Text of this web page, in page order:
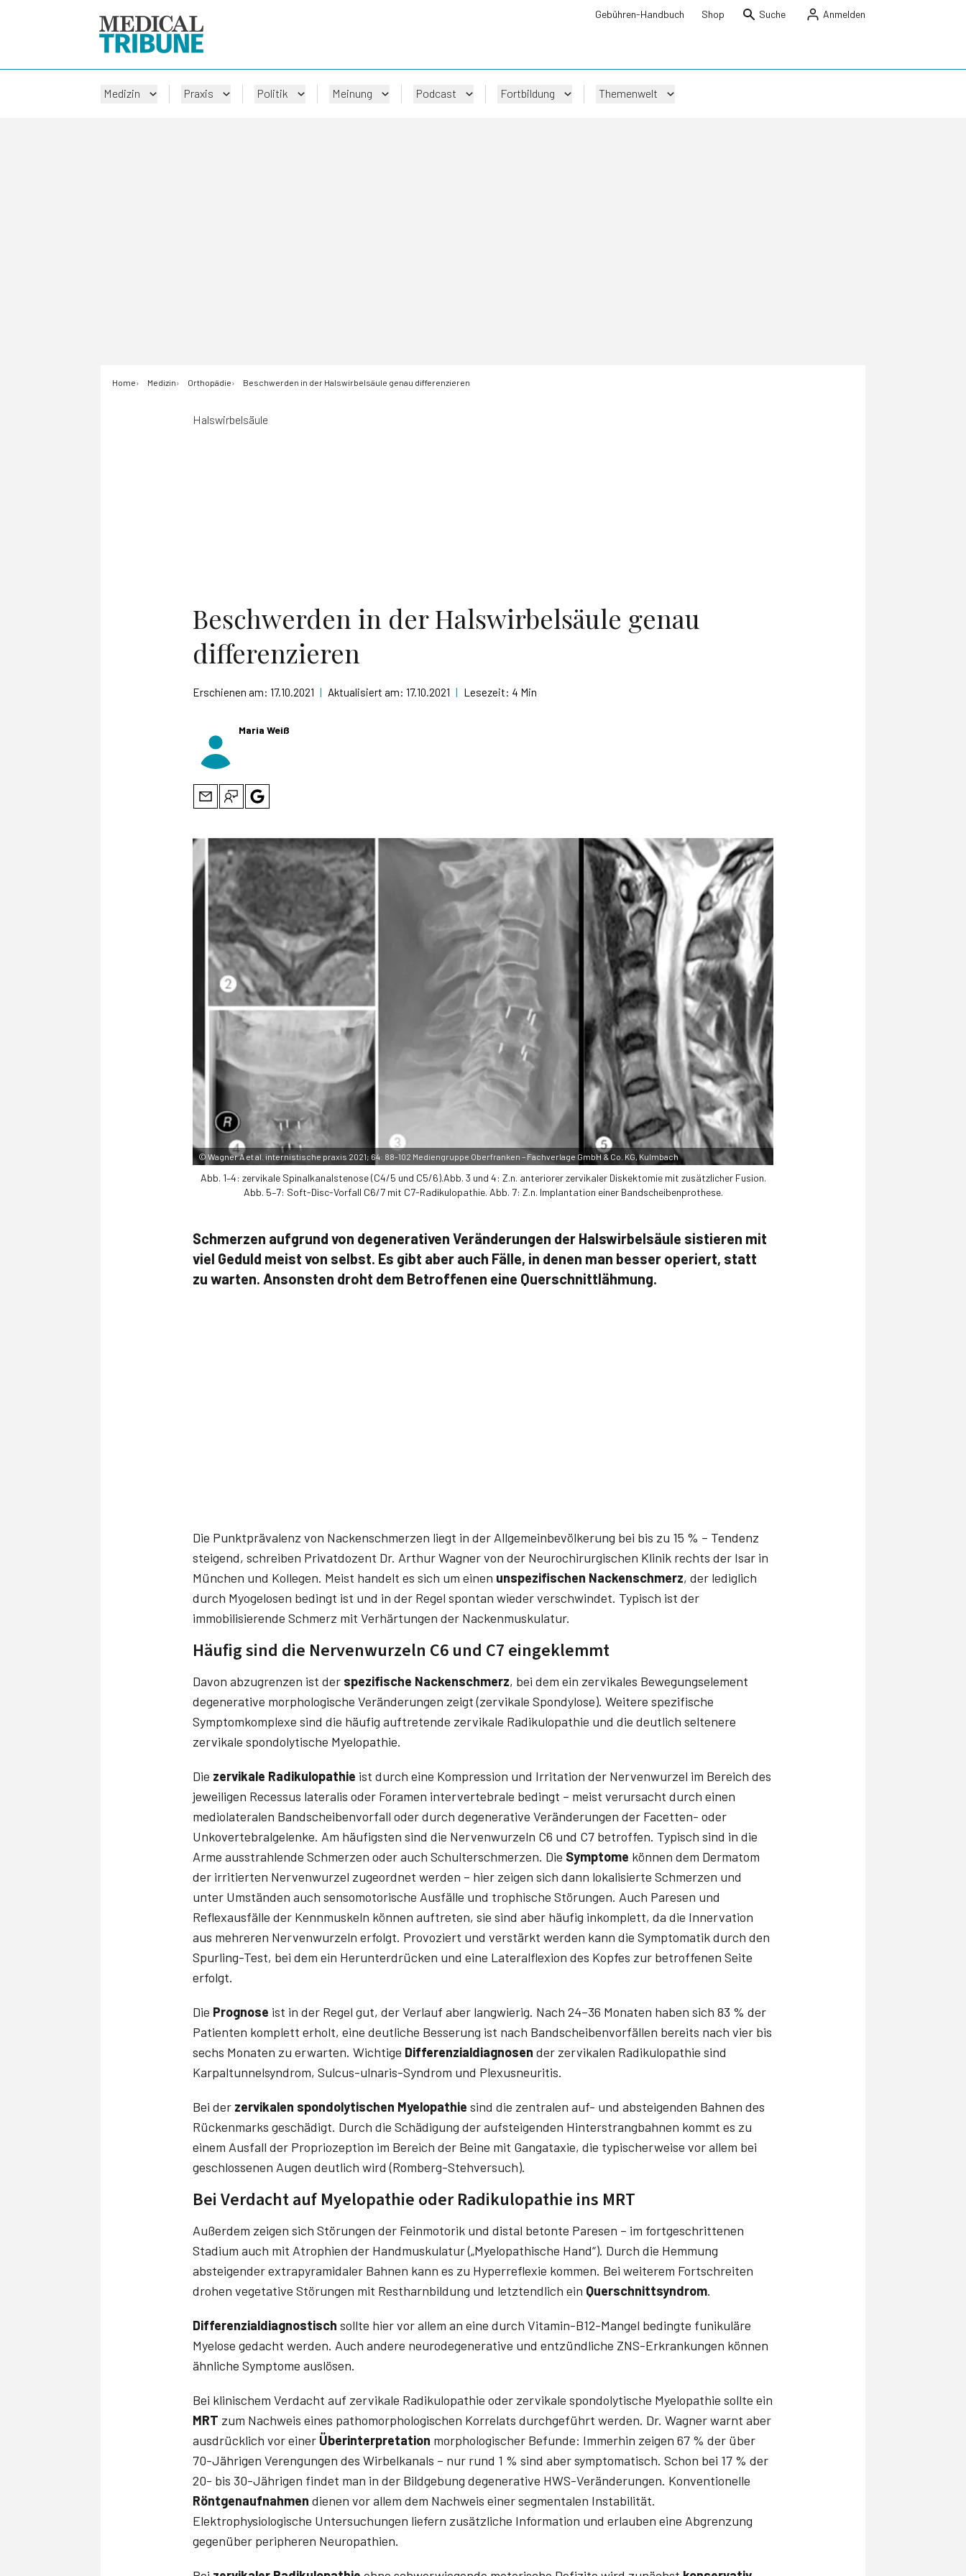
Gebühren-Handbuch Shop Suche Anmelden
Medizin Praxis Politik Meinung Podcast Fortbildung Themenwelt
Home Medizin Orthopädie Beschwerden in der Halswirbelsäule genau differenzieren
Halswirbelsäule
Beschwerden in der Halswirbelsäule genau
differenzieren
Erschienen am: 17.10.2021 | Aktualisiert am: 17.10.2021 | Lesezeit: 4 Min
Maria Weiß
© Wagner A et al. internistische praxis 2021; 64: 88-102 Mediengruppe Oberfranken – Fachverlage GmbH & Co. KG, Kulmbach
Abb. 1–4: zervikale Spinalkanalstenose (C4/5 und C5/6).Abb. 3 und 4: Z.n. anteriorer zervikaler Diskektomie mit zusätzlicher Fusion.
Abb. 5–7: Soft-Disc-Vorfall C6/7 mit C7-Radikulopathie. Abb. 7: Z.n. Implantation einer Bandscheibenprothese.
Schmerzen aufgrund von degenerativen Veränderungen der Halswirbelsäule sistieren mit
viel Geduld meist von selbst. Es gibt aber auch Fälle, in denen man besser operiert, statt
zu warten. Ansonsten droht dem Betroffenen eine Querschnittlähmung.
Die Punktprävalenz von Nackenschmerzen liegt in der Allgemeinbevölkerung bei bis zu 15 % – Tendenz
steigend, schreiben Privatdozent Dr. Arthur Wagner von der Neurochirurgischen Klinik rechts der Isar in
München und Kollegen. Meist handelt es sich um einen unspezifischen Nackenschmerz, der lediglich
durch Myogelosen bedingt ist und in der Regel spontan wieder verschwindet. Typisch ist der
immobilisierende Schmerz mit Verhärtungen der Nackenmuskulatur.
Häufig sind die Nervenwurzeln C6 und C7 eingeklemmt
Davon abzugrenzen ist der spezifische Nackenschmerz, bei dem ein zervikales Bewegungselement
degenerative morphologische Veränderungen zeigt (zervikale Spondylose). Weitere spezifische
Symptomkomplexe sind die häufig auftretende zervikale Radikulopathie und die deutlich seltenere
zervikale spondolytische Myelopathie.
Die zervikale Radikulopathie ist durch eine Kompression und Irritation der Nervenwurzel im Bereich des
jeweiligen Recessus lateralis oder Foramen intervertebrale bedingt – meist verursacht durch einen
mediolateralen Bandscheibenvorfall oder durch degenerative Veränderungen der Facetten- oder
Unkovertebralgelenke. Am häufigsten sind die Nervenwurzeln C6 und C7 betroffen. Typisch sind in die
Arme ausstrahlende Schmerzen oder auch Schulterschmerzen. Die Symptome können dem Dermatom
der irritierten Nervenwurzel zugeordnet werden – hier zeigen sich dann lokalisierte Schmerzen und
unter Umständen auch sensomotorische Ausfälle und trophische Störungen. Auch Paresen und
Reflexausfälle der Kennmuskeln können auftreten, sie sind aber häufig inkomplett, da die Innervation
aus mehreren Nervenwurzeln erfolgt. Provoziert und verstärkt werden kann die Symptomatik durch den
Spurling-Test, bei dem ein Herunterdrücken und eine Lateralflexion des Kopfes zur betroffenen Seite
erfolgt.
Die Prognose ist in der Regel gut, der Verlauf aber langwierig. Nach 24–36 Monaten haben sich 83 % der
Patienten komplett erholt, eine deutliche Besserung ist nach Bandscheibenvorfällen bereits nach vier bis
sechs Monaten zu erwarten. Wichtige Differenzialdiagnosen der zervikalen Radikulopathie sind
Karpaltunnelsyndrom, Sulcus-ulnaris-Syndrom und Plexusneuritis.
Bei der zervikalen spondolytischen Myelopathie sind die zentralen auf- und absteigenden Bahnen des
Rückenmarks geschädigt. Durch die Schädigung der aufsteigenden Hinterstrangbahnen kommt es zu
einem Ausfall der Propriozeption im Bereich der Beine mit Gang­ataxie, die typischerweise vor allem bei
geschlossenen Augen deutlich wird (Romberg-Stehversuch).
Bei Verdacht auf Myelopathie oder Radikulopathie ins MRT
Außerdem zeigen sich Störungen der Feinmotorik und distal betonte Paresen – im fortgeschrittenen
Stadium auch mit Atrophien der Handmuskulatur („Myelopathische Hand“). Durch die Hemmung
absteigender extrapyramidaler Bahnen kann es zu Hyperreflexie kommen. Bei weiterem Fortschreiten
drohen vegetative Störungen mit Restharnbildung und letztendlich ein Querschnittsyndrom.
Differenzialdiagnostisch sollte hier vor allem an eine durch Vit­amin-B12-Mangel bedingte funikuläre
Myelose gedacht werden. Auch andere neurodegenerative und entzündliche ZNS-Erkrankungen können
ähnliche Symptome auslösen.
Bei klinischem Verdacht auf zervikale Radikulopathie oder zervikale spondolytische Myelopathie sollte ein
MRT zum Nachweis eines pathomorphologischen Korrelats durchgeführt werden. Dr. Wagner warnt aber
ausdrücklich vor einer Überinterpretation morphologischer Befunde: Immerhin zeigen 67 % der über
70-Jährigen Verengungen des Wirbelkanals – nur rund 1 % sind aber symptomatisch. Schon bei 17 % der
20- bis 30-Jährigen findet man in der Bildgebung degenerative HWS-Veränderungen. Konventionelle
Röntgenaufnahmen dienen vor allem dem Nachweis einer segmentalen Instabilität.
Elektrophysiologische Untersuchungen liefern zusätzliche Information und erlauben eine Abgrenzung
gegenüber peripheren Neuropathien.